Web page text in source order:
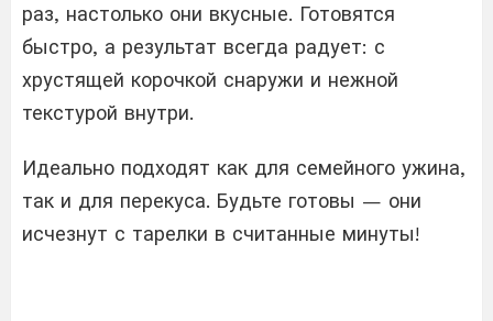
раз, настолько они вкусные. Готовятся
быстро, а результат всегда радует: с
хрустящей корочкой снаружи и нежной
текстурой внутри.
Идеально подходят как для семейного ужина,
так и для перекуса. Будьте готовы — они
исчезнут с тарелки в считанные минуты!